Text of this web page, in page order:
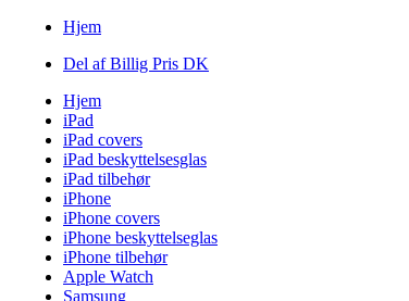
Hjem
Del af Billig Pris DK
Hjem
iPad
iPad covers
iPad beskyttelsesglas
iPad tilbehør
iPhone
iPhone covers
iPhone beskyttelseglas
iPhone tilbehør
Apple Watch
Samsung